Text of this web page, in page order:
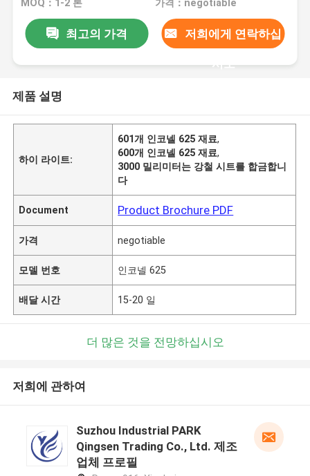
MOQ：1-2 톤 가격：negotiable
최고의 가격 저희에게 연락하십
시오
제품 설명
하이 라이트:
601개 인코넬 625 재료,
600개 인코넬 625 재료,
3000 밀리미터는 강철 시트를 합금합니
다
Document Product Brochure PDF
가격 negotiable
모델 번호 인코넬 625
배달 시간 15-20 일
더 많은 것을 전망하십시오
저희에 관하여
Suzhou Industrial PARK
Qingsen Trading Co., Ltd. 제조
업체 프로필